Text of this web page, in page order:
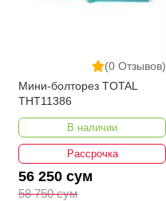
(0 Отзывов)
Мини-болторез TOTAL
THT11386
В наличии
Рассрочка
56 250 сум
58 750 сум